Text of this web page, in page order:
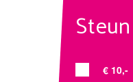
€ 10,-